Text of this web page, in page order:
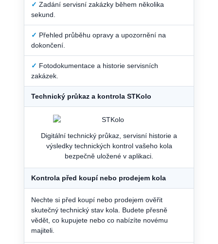
✓ Zadání servisní zakázky během několika
sekund.
✓ Přehled průběhu opravy a upozornění na
dokončení.
✓ Fotodokumentace a historie servisních
zakázek.
Technický průkaz a kontrola STKolo
Digitální technický průkaz, servisní historie a
výsledky technických kontrol vašeho kola
bezpečně uložené v aplikaci.
Kontrola před koupí nebo prodejem kola
Nechte si před koupí nebo prodejem ověřit
skutečný technický stav kola. Budete přesně
vědět, co kupujete nebo co nabízíte novému
majiteli.